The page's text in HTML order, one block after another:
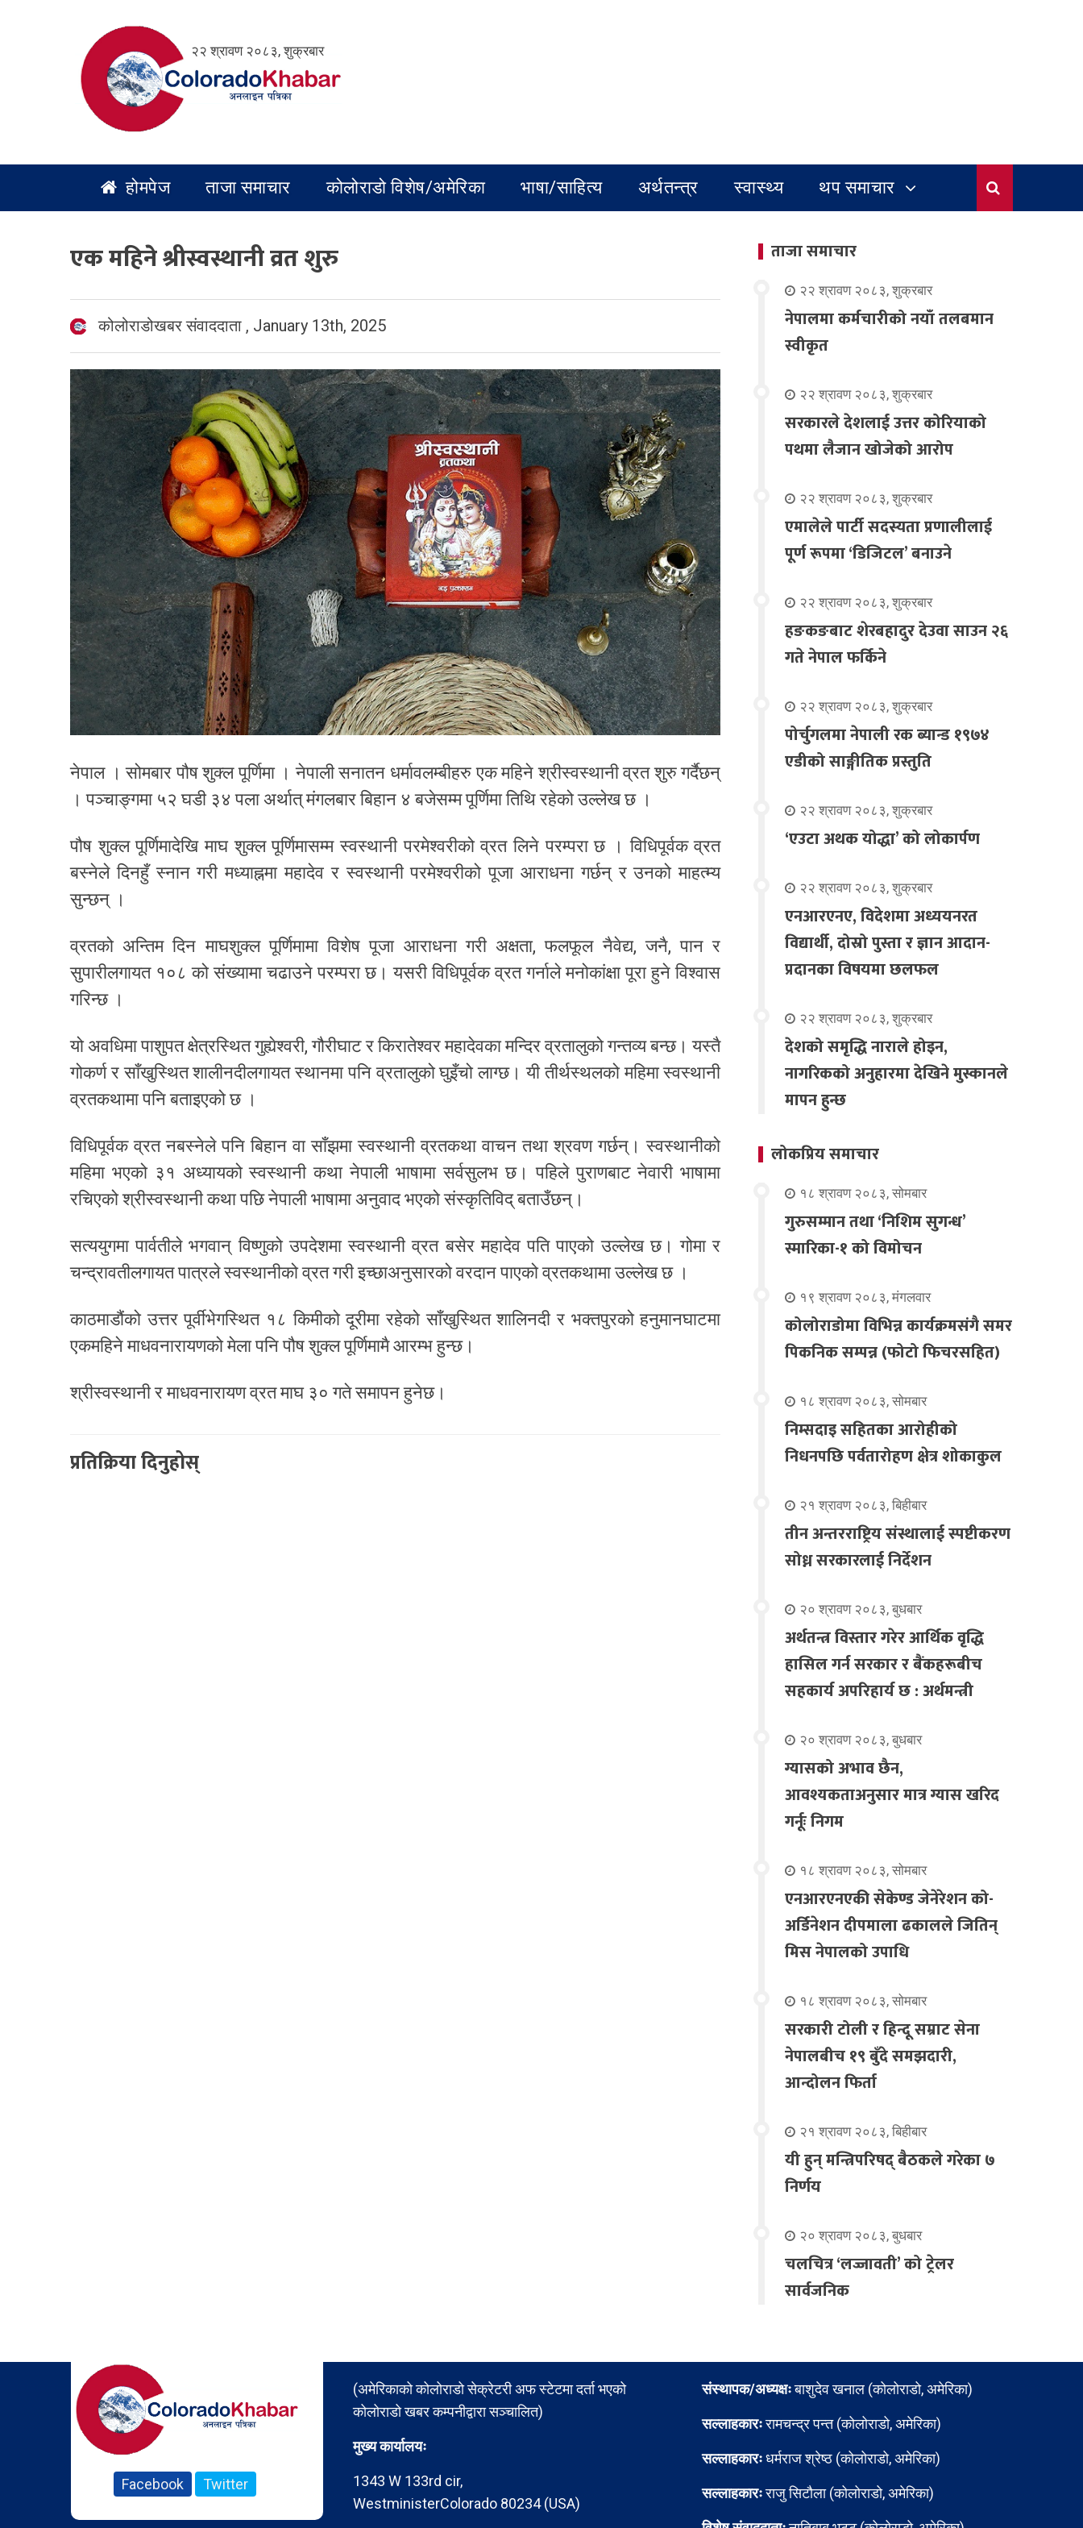
२२ श्रावण २०८३, शुक्रबार
होमपेज ताजा समाचार कोलोराडो विशेष/अमेरिका भाषा/साहित्य अर्थतन्त्र स्वास्थ्य थप समाचार
एक महिने श्रीस्वस्थानी व्रत शुरु
कोलोराडोखबर संवाददाता , January 13th, 2025
नेपाल । सोमबार पौष शुक्ल पूर्णिमा । नेपाली सनातन धर्मावलम्बीहरु एक महिने श्रीस्वस्थानी व्रत शुरु गर्दैछन्
। पञ्चाङ्गमा ५२ घडी ३४ पला अर्थात् मंगलबार बिहान ४ बजेसम्म पूर्णिमा तिथि रहेको उल्लेख छ ।
पौष शुक्ल पूर्णिमादेखि माघ शुक्ल पूर्णिमासम्म स्वस्थानी परमेश्वरीको व्रत लिने परम्परा छ । विधिपूर्वक व्रत
बस्नेले दिनहुँ स्नान गरी मध्याह्नमा महादेव र स्वस्थानी परमेश्वरीको पूजा आराधना गर्छन् र उनको माहत्म्य
सुन्छन् ।
व्रतको अन्तिम दिन माघशुक्ल पूर्णिमामा विशेष पूजा आराधना गरी अक्षता, फलफूल नैवेद्य, जनै, पान र
सुपारीलगायत १०८ को संख्यामा चढाउने परम्परा छ। यसरी विधिपूर्वक व्रत गर्नाले मनोकांक्षा पूरा हुने विश्वास
गरिन्छ ।
यो अवधिमा पाशुपत क्षेत्रस्थित गुह्येश्वरी, गौरीघाट र किरातेश्वर महादेवका मन्दिर व्रतालुको गन्तव्य बन्छ। यस्तै
गोकर्ण र साँखुस्थित शालीनदीलगायत स्थानमा पनि व्रतालुको घुइँचो लाग्छ। यी तीर्थस्थलको महिमा स्वस्थानी
व्रतकथामा पनि बताइएको छ ।
विधिपूर्वक व्रत नबस्नेले पनि बिहान वा साँझमा स्वस्थानी व्रतकथा वाचन तथा श्रवण गर्छन्। स्वस्थानीको
महिमा भएको ३१ अध्यायको स्वस्थानी कथा नेपाली भाषामा सर्वसुलभ छ। पहिले पुराणबाट नेवारी भाषामा
रचिएको श्रीस्वस्थानी कथा पछि नेपाली भाषामा अनुवाद भएको संस्कृतिविद् बताउँछन्।
सत्ययुगमा पार्वतीले भगवान् विष्णुको उपदेशमा स्वस्थानी व्रत बसेर महादेव पति पाएको उल्लेख छ। गोमा र
चन्द्रावतीलगायत पात्रले स्वस्थानीको व्रत गरी इच्छाअनुसारको वरदान पाएको व्रतकथामा उल्लेख छ ।
काठमाडौंको उत्तर पूर्वीभेगस्थित १८ किमीको दूरीमा रहेको साँखुस्थित शालिनदी र भक्तपुरको हनुमानघाटमा
एकमहिने माधवनारायणको मेला पनि पौष शुक्ल पूर्णिमामै आरम्भ हुन्छ।
श्रीस्वस्थानी र माधवनारायण व्रत माघ ३० गते समापन हुनेछ।
प्रतिक्रिया दिनुहोस्
ताजा समाचार
२२ श्रावण २०८३, शुक्रबार
नेपालमा कर्मचारीको नयाँ तलबमान
स्वीकृत
२२ श्रावण २०८३, शुक्रबार
सरकारले देशलाई उत्तर कोरियाको
पथमा लैजान खोजेको आरोप
२२ श्रावण २०८३, शुक्रबार
एमालेले पार्टी सदस्यता प्रणालीलाई
पूर्ण रूपमा ‘डिजिटल’ बनाउने
२२ श्रावण २०८३, शुक्रबार
हङकङबाट शेरबहादुर देउवा साउन २६
गते नेपाल फर्किने
२२ श्रावण २०८३, शुक्रबार
पोर्चुगलमा नेपाली रक ब्यान्ड १९७४
एडीको साङ्गीतिक प्रस्तुति
२२ श्रावण २०८३, शुक्रबार
‘एउटा अथक योद्धा’ को लोकार्पण
२२ श्रावण २०८३, शुक्रबार
एनआरएनए, विदेशमा अध्ययनरत
विद्यार्थी, दोस्रो पुस्ता र ज्ञान आदान-
प्रदानका विषयमा छलफल
२२ श्रावण २०८३, शुक्रबार
देशको समृद्धि नाराले होइन,
नागरिकको अनुहारमा देखिने मुस्कानले
मापन हुन्छ
लोकप्रिय समाचार
१८ श्रावण २०८३, सोमबार
गुरुसम्मान तथा ‘निशिम सुगन्ध’
स्मारिका-१ को विमोचन
१९ श्रावण २०८३, मंगलवार
कोलोराडोमा विभिन्न कार्यक्रमसंगै समर
पिकनिक सम्पन्न (फोटो फिचरसहित)
१८ श्रावण २०८३, सोमबार
निम्सदाइ सहितका आरोहीको
निधनपछि पर्वतारोहण क्षेत्र शोकाकुल
२१ श्रावण २०८३, बिहीबार
तीन अन्तरराष्ट्रिय संस्थालाई स्पष्टीकरण
सोध्न सरकारलाई निर्देशन
२० श्रावण २०८३, बुधबार
अर्थतन्त्र विस्तार गरेर आर्थिक वृद्धि
हासिल गर्न सरकार र बैंकहरूबीच
सहकार्य अपरिहार्य छ : अर्थमन्त्री
२० श्रावण २०८३, बुधबार
ग्यासको अभाव छैन,
आवश्यकताअनुसार मात्र ग्यास खरिद
गर्नूः निगम
१८ श्रावण २०८३, सोमबार
एनआरएनएकी सेकेण्ड जेनेरेशन को-
अर्डिनेशन दीपमाला ढकालले जितिन्
मिस नेपालको उपाधि
१८ श्रावण २०८३, सोमबार
सरकारी टोली र हिन्दू सम्राट सेना
नेपालबीच १९ बुँदे समझदारी,
आन्दोलन फिर्ता
२१ श्रावण २०८३, बिहीबार
यी हुन् मन्त्रिपरिषद् बैठकले गरेका ७
निर्णय
२० श्रावण २०८३, बुधबार
चलचित्र ‘लज्जावती’ को ट्रेलर
सार्वजनिक
Facebook Twitter
(अमेरिकाको कोलोराडो सेक्रेटरी अफ स्टेटमा दर्ता भएको
कोलोराडो खबर कम्पनीद्वारा सञ्चालित)
मुख्य कार्यालयः
1343 W 133rd cir,
WestministerColorado 80234 (USA)
संस्थापक/अध्यक्षःबाशुदेव खनाल (कोलोराडो, अमेरिका)
सल्लाहकारःरामचन्द्र पन्त (कोलोराडो, अमेरिका)
सल्लाहकारःधर्मराज श्रेष्ठ (कोलोराडो, अमेरिका)
सल्लाहकारःराजु सिटौला (कोलोराडो, अमेरिका)